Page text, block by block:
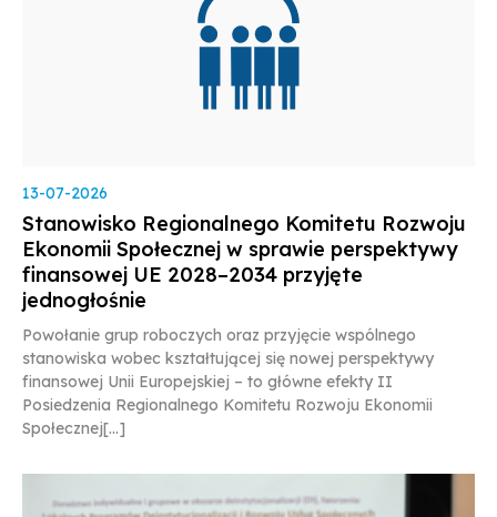
13-07-2026
Stanowisko Regionalnego Komitetu Rozwoju
Ekonomii Społecznej w sprawie perspektywy
finansowej UE 2028–2034 przyjęte
jednogłośnie
Powołanie grup roboczych oraz przyjęcie wspólnego
stanowiska wobec kształtującej się nowej perspektywy
finansowej Unii Europejskiej – to główne efekty II
Posiedzenia Regionalnego Komitetu Rozwoju Ekonomii
Społecznej[...]